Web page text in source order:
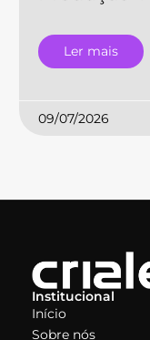
Ler mais
09/07/2026
Institucional
Início
Sobre nós